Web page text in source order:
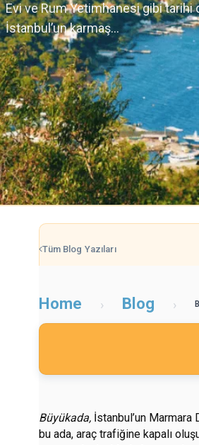
Evi ve Rum Yetimhanesi gibi tarihi
İstanbul’un karmaş...
Tüm Blog Yazıları
Home › Blog ›
Büyükada, İstanbul’un
bu ada, araç trafiğine kapalı